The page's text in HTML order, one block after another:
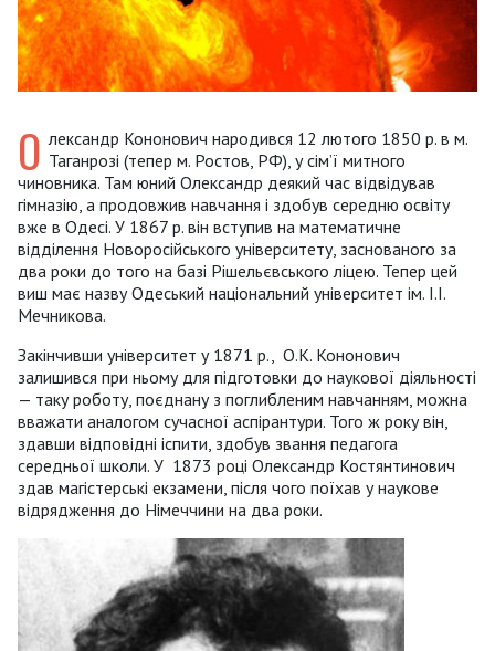
О лександр Кононович народився 12 лютого 1850 р. в м.
Таганрозі (тепер м. Ростов, РФ), у сім’ї митного
чиновника. Там юний Олександр деякий час відвідував
гімназію, а продовжив навчання і здобув середню освіту
вже в Одесі. У 1867 р. він вступив на математичне
відділення Новоросійського університету, заснованого за
два роки до того на базі Рішельєвського ліцею. Тепер цей
виш має назву Одеський національний університет ім. І.І.
Мечникова.
Закінчивши університет у 1871 р., О.К. Кононович
залишився при ньому для підготовки до наукової діяльності
— таку роботу, поєднану з поглибленим навчанням, можна
вважати аналогом сучасної аспірантури. Того ж року він,
здавши відповідні іспити, здобув звання педагога
середньої школи. У 1873 році Олександр Костянтинович
здав магістерські екзамени, після чого поїхав у наукове
відрядження до Німеччини на два роки.